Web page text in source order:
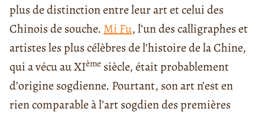
plus de distinction entre leur art et celui des
Chinois de souche. Mi Fu, l’un des calligraphes et
artistes les plus célèbres de l’histoire de la Chine,
qui a vécu au XIème siècle, était probablement
d’origine sogdienne. Pourtant, son art n’est en
rien comparable à l’art sogdien des premières